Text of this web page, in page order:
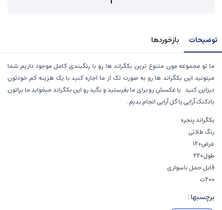
توضیحات بازخوردها
ما تو مجموعه مون متنوع ترین بکگراند ها رو با رنگبندی کامل موجود داریم شما
میتونید این بکگراند ها رو به صورت تک از ما اجاره کنید با یک هزینه کم خودتون
دیزاین کنید یا عکسش رو برای ما بفرستید و بگید رو این بکگراند میخواید ما براتون
بادکنک آرایی یا گل آرایی انجام بدیم .
بکگراند پنجره
رنگ طلائی
عرض۱۲۰
طول۲۲۰
قابل حمل باسواری
۲۰۰ت
برچسبها :